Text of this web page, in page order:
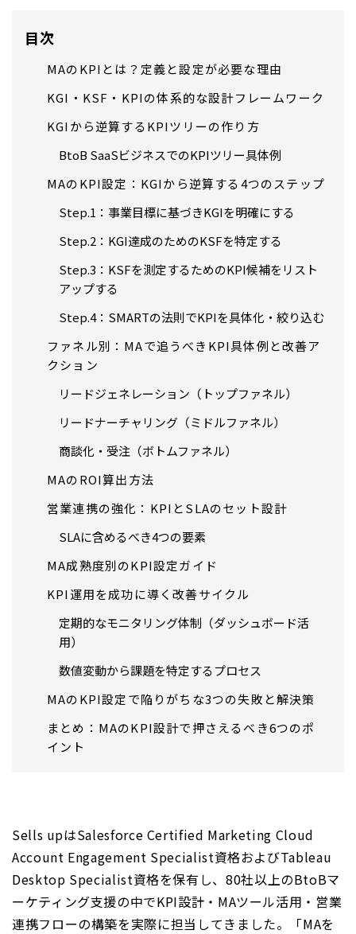
目次
MAのKPIとは？定義と設定が必要な理由
KGI・KSF・KPIの体系的な設計フレームワーク
KGIから逆算するKPIツリーの作り方
BtoB SaaSビジネスでのKPIツリー具体例
MAのKPI設定：KGIから逆算する4つのステップ
Step.1：事業目標に基づきKGIを明確にする
Step.2：KGI達成のためのKSFを特定する
Step.3：KSFを測定するためのKPI候補をリスト
アップする
Step.4：SMARTの法則でKPIを具体化・絞り込む
ファネル別：MAで追うべきKPI具体例と改善ア
クション
リードジェネレーション（トップファネル）
リードナーチャリング（ミドルファネル）
商談化・受注（ボトムファネル）
MAのROI算出方法
営業連携の強化：KPIとSLAのセット設計
SLAに含めるべき4つの要素
MA成熟度別のKPI設定ガイド
KPI運用を成功に導く改善サイクル
定期的なモニタリング体制（ダッシュボード活
用）
数値変動から課題を特定するプロセス
MAのKPI設定で陥りがちな3つの失敗と解決策
まとめ：MAのKPI設計で押さえるべき6つのポ
イント
Sells upはSalesforce Certified Marketing Cloud
Account Engagement Specialist資格およびTableau
Desktop Specialist資格を保有し、80社以上のBtoBマ
ーケティング支援の中でKPI設計・MAツール活用・営業
連携フローの構築を実際に担当してきました。「MAを